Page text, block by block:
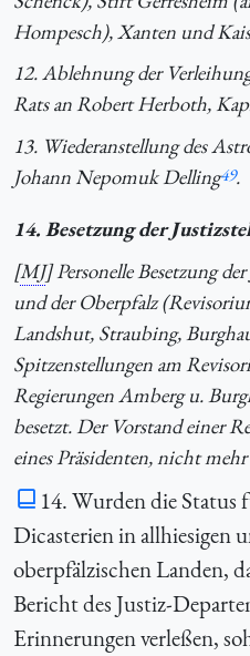
Hompesch), Xanten und
12. Ablehnung der
Rats an Robert Herboth,
13. Wiederanstellung des
Johann Nepomuk Delling49.
14. Besetzung der
[MJ] Personelle Besetzung
und der Oberpfalz
Landshut, Straubing,
Spitzenstellungen am
Regierungen Amberg u.
besetzt. Der Vorstand einer
eines Präsidenten, nicht
14. Wurden die Status
Dicasterien in allhiesigen
oberpfälzischen Landen,
Bericht des Justiz-
Erinnerungen verleßen,